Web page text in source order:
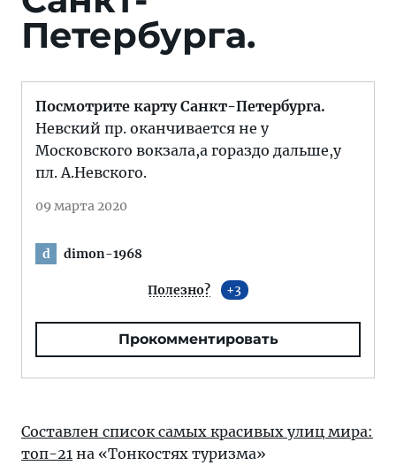
Петербурга.
Посмотрите карту Санкт-Петербурга.
Невский пр. оканчивается не у
Московского вокзала,а гораздо дальше,у
пл. А.Невского.
09 марта 2020
d dimon-1968
Полезно? 3
Прокомментировать
Составлен список самых красивых улиц мира:
топ-21 на «Тонкостях туризма»